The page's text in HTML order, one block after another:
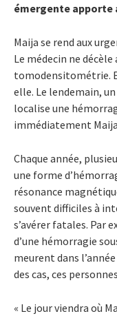
émergente apporte
Maija se rend aux
Le médecin ne
tomodensitométrie.
elle. Le lendemain,
localise une
immédiatement
Chaque année,
une forme
résonance
souvent difficiles à
s’avérer fatales. Par
d’une hémorragie
meurent dans
des cas, ces
« Le jour viendra où